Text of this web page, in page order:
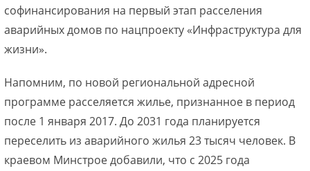
софинансирования на первый этап расселения
аварийных домов по нацпроекту «Инфраструктура для
жизни».
Напомним, по новой региональной адресной
программе расселяется жилье, признанное в период
после 1 января 2017. До 2031 года планируется
переселить из аварийного жилья 23 тысяч человек. В
краевом Минстрое добавили, что с 2025 года